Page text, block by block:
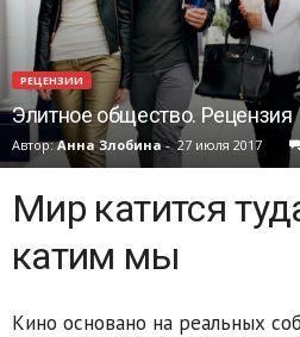
РЕЦЕНЗИИ
Элитное общество. Рецензия
Автор:Анна Злобина- 27 июля 2017
Мир катится
катим мы
Кино основано на реальных